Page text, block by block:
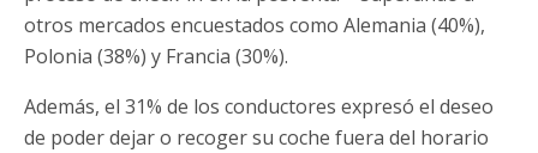
otros mercados encuestados como Alemania (40%),
Polonia (38%) y Francia (30%).
Además, el 31% de los conductores expresó el deseo
de poder dejar o recoger su coche fuera del horario